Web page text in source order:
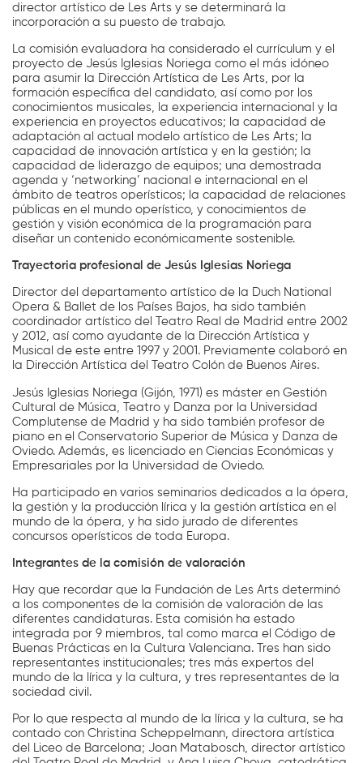
director artístico de Les Arts y se determinará la
incorporación a su puesto de trabajo.
La comisión evaluadora ha considerado el currículum y el
proyecto de Jesús Iglesias Noriega como el más idóneo
para asumir la Dirección Artística de Les Arts, por la
formación específica del candidato, así como por los
conocimientos musicales, la experiencia internacional y la
experiencia en proyectos educativos; la capacidad de
adaptación al actual modelo artístico de Les Arts; la
capacidad de innovación artística y en la gestión; la
capacidad de liderazgo de equipos; una demostrada
agenda y ‘networking’ nacional e internacional en el
ámbito de teatros operísticos; la capacidad de relaciones
públicas en el mundo operístico, y conocimientos de
gestión y visión económica de la programación para
diseñar un contenido económicamente sostenible.
Trayectoria profesional de Jesús Iglesias Noriega
Director del departamento artístico de la Duch National
Opera & Ballet de los Países Bajos, ha sido también
coordinador artístico del Teatro Real de Madrid entre 2002
y 2012, así como ayudante de la Dirección Artística y
Musical de este entre 1997 y 2001. Previamente colaboró en
la Dirección Artística del Teatro Colón de Buenos Aires.
Jesús Iglesias Noriega (Gijón, 1971) es máster en Gestión
Cultural de Música, Teatro y Danza por la Universidad
Complutense de Madrid y ha sido también profesor de
piano en el Conservatorio Superior de Música y Danza de
Oviedo. Además, es licenciado en Ciencias Económicas y
Empresariales por la Universidad de Oviedo.
Ha participado en varios seminarios dedicados a la ópera,
la gestión y la producción lírica y la gestión artística en el
mundo de la ópera, y ha sido jurado de diferentes
concursos operísticos de toda Europa.
Integrantes de la comisión de valoración
Hay que recordar que la Fundación de Les Arts determinó
a los componentes de la comisión de valoración de las
diferentes candidaturas. Esta comisión ha estado
integrada por 9 miembros, tal como marca el Código de
Buenas Prácticas en la Cultura Valenciana. Tres han sido
representantes institucionales; tres más expertos del
mundo de la lírica y la cultura, y tres representantes de la
sociedad civil.
Por lo que respecta al mundo de la lírica y la cultura, se ha
contado con Christina Scheppelmann, directora artística
del Liceo de Barcelona; Joan Matabosch, director artístico